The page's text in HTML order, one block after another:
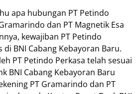
apa hubungan PT Petindo
dan PT Magnetik Esa
kewajiban PT Petindo
di BNI Cabang Kebayoran Baru.
PT Petindo Perkasa telah sesuai
BNI Cabang Kebayoran Baru
PT Gramarindo dan PT